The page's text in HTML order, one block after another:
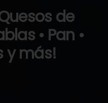
de
• Pan •
y más!